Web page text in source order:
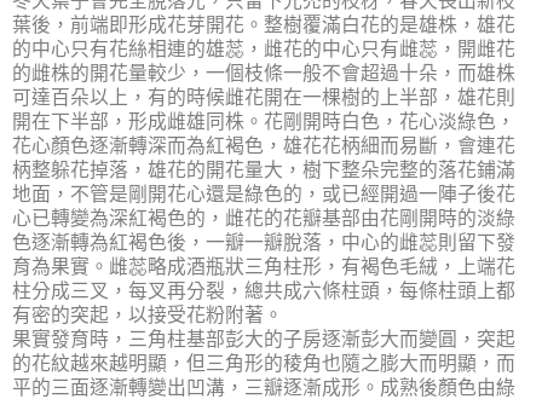
葉後，前端即形成花芽開花。整樹覆滿白花的是雄株，雄花
的中心只有花絲相連的雄蕊，雌花的中心只有雌蕊，開雌花
的雌株的開花量較少，一個枝條一般不會超過十朵，而雄株
可達百朵以上，有的時候雌花開在一棵樹的上半部，雄花則
開在下半部，形成雌雄同株。花剛開時白色，花心淡綠色，
花心顏色逐漸轉深而為紅褐色，雄花花柄細而易斷，會連花
柄整躲花掉落，雄花的開花量大，樹下整朵完整的落花鋪滿
地面，不管是剛開花心還是綠色的，或已經開過一陣子後花
心已轉變為深紅褐色的，雌花的花瓣基部由花剛開時的淡綠
色逐漸轉為紅褐色後，一瓣一瓣脫落，中心的雌蕊則留下發
育為果實。雌蕊略成酒瓶狀三角柱形，有褐色毛絨，上端花
柱分成三叉，每叉再分裂，總共成六條柱頭，每條柱頭上都
有密的突起，以接受花粉附著。
果實發育時，三角柱基部彭大的子房逐漸彭大而變圓，突起
的花紋越來越明顯，但三角形的稜角也隨之膨大而明顯，而
平的三面逐漸轉變出凹溝，三瓣逐漸成形。成熟後顏色由綠